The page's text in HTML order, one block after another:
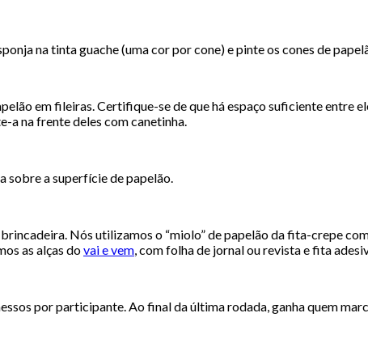
na tinta guache (uma cor por cone) e pinte os cones de
em fileiras. Certifique-se de que há espaço suficiente entre
a na frente deles com canetinha.
sobre a superfície de papelão.
brincadeira. Nós utilizamos o “miolo” de papelão da fita-crepe
as alças dovai e vem, com folha de jornal ou revista e fita
por participante. Ao final da última rodada, ganha quem